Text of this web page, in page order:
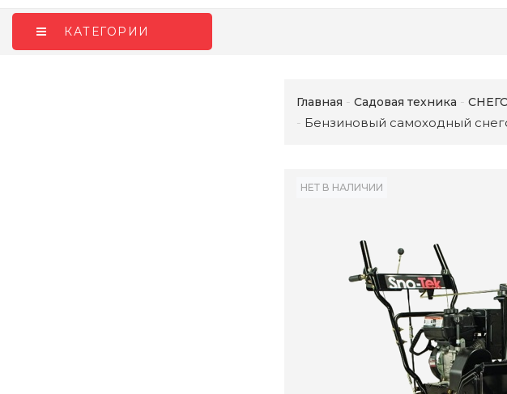
КАТЕГОРИИ
Главная Садовая техника
Бензиновый самоходный
НЕТ В НАЛИЧИИ